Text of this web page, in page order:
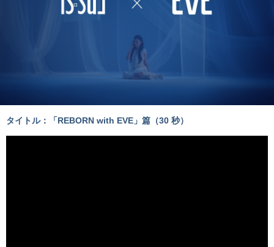
タイトル：「REBORN with EVE」篇（30 秒）